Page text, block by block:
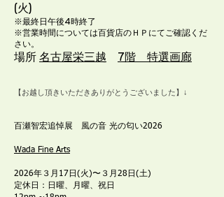
(火)
※最終日午後4時終了
※営業時間については百貨店のＨＰにてご確認くだ
さい。
場所 名古屋栄三越 7階 特選画廊
【お越し頂きいただきありがとうございました】↓
百瀬智宏追悼展 風の音 光の匂い2026
Wada Fine Arts
2026年３月17日(火)〜３月28日(土)
定休日：日曜、月曜、祝日